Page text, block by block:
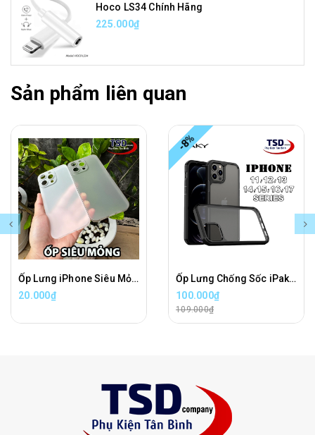
Hoco LS34 Chính Hãng
225.000₫
Sản phẩm liên quan
Ốp Lưng iPhone Siêu Mỏng Trong Nhám UniBody
20.000₫
-8%
Ốp Lưng Chống Sốc iPaky Cho iPhone 11, 12, 13, 14, 15, 16, 17 Series Chính Hãng
100.000₫
109.000₫